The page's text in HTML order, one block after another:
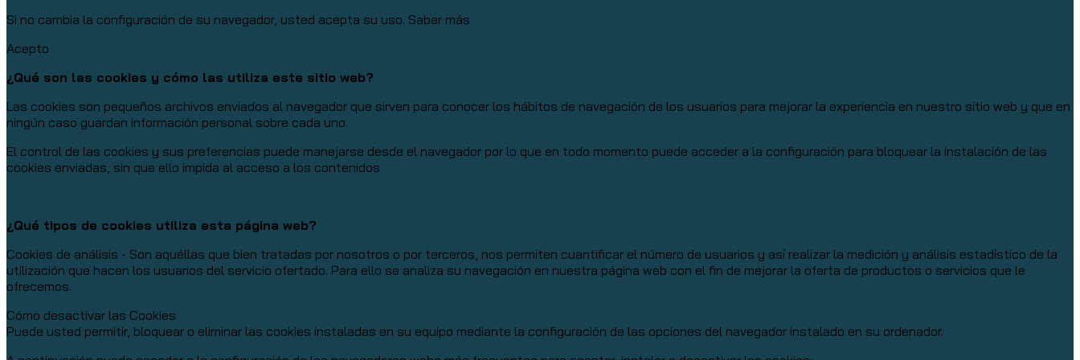
Si no cambia la configuración de su navegador, usted acepta su uso. Saber más
Acepto
¿Qué son las cookies y cómo las utiliza este sitio web?
Las cookies son pequeños archivos enviados al navegador que sirven para conocer los hábitos de navegación de los usuarios para mejorar la experiencia en nuestro sitio web y que en
ningún caso guardan información personal sobre cada uno.
El control de las cookies y sus preferencias puede manejarse desde el navegador por lo que en todo momento puede acceder a la configuración para bloquear la instalación de las
cookies enviadas, sin que ello impida al acceso a los contenidos
¿Qué tipos de cookies utiliza esta página web?
Cookies de análisis - Son aquéllas que bien tratadas por nosotros o por terceros, nos permiten cuantificar el número de usuarios y así realizar la medición y análisis estadístico de la
utilización que hacen los usuarios del servicio ofertado. Para ello se analiza su navegación en nuestra página web con el fin de mejorar la oferta de productos o servicios que le
ofrecemos.
Cómo desactivar las Cookies
Puede usted permitir, bloquear o eliminar las cookies instaladas en su equipo mediante la configuración de las opciones del navegador instalado en su ordenador.